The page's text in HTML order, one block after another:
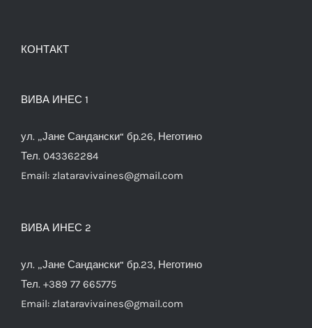
КОНТАКТ
ВИВА ИНЕС 1
ул. „Јане Сандански“ бр.26, Неготино
Тел. 043362284
Email: zlataravivaines@gmail.com
ВИВА ИНЕС 2
ул. „Јане Сандански“ бр.23, Неготино
Тел. +389 77 665775
Email: zlataravivaines@gmail.com